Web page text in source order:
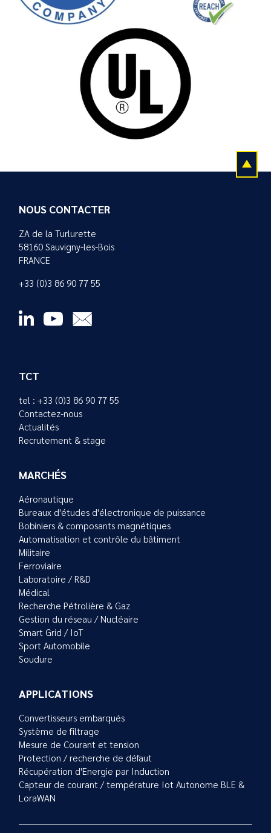
NOUS CONTACTER
ZA de la Turlurette
58160 Sauvigny-les-Bois
FRANCE
+33 (0)3 86 90 77 55
TCT
tel : +33 (0)3 86 90 77 55
Contactez-nous
Actualités
Recrutement & stage
MARCHÉS
Aéronautique
Bureaux d'études d'électronique de puissance
Bobiniers & composants magnétiques
Automatisation et contrôle du bâtiment
Militaire
Ferroviaire
Laboratoire / R&D
Médical
Recherche Pétrolière & Gaz
Gestion du réseau / Nucléaire
Smart Grid / IoT
Sport Automobile
Soudure
APPLICATIONS
Convertisseurs embarqués
Système de filtrage
Mesure de Courant et tension
Protection / recherche de défaut
Récupération d'Energie par Induction
Capteur de courant / température Iot Autonome BLE &
LoraWAN